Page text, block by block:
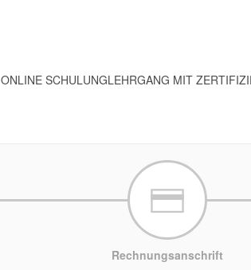
ONLINE SCHULUNGLEHRGANG MIT
Rechnungsanschrift